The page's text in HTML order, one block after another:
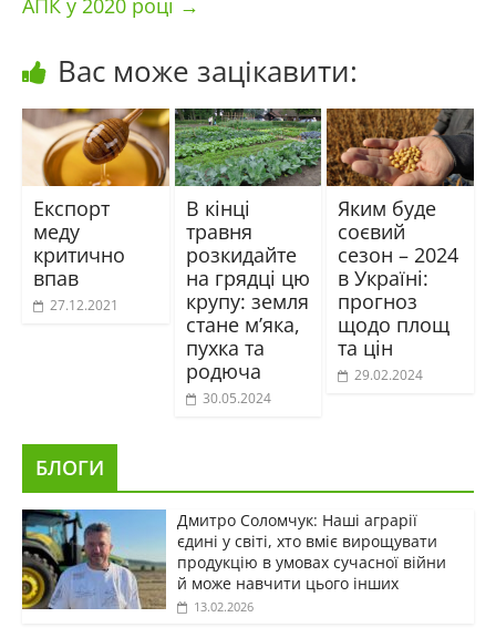
АПК у 2020 році →
Вас може зацікавити:
Експорт
меду
критично
впав
27.12.2021
В кінці
травня
розкидайте
на грядці цю
крупу: земля
стане м’яка,
пухка та
родюча
30.05.2024
Яким буде
соєвий
сезон – 2024
в Україні:
прогноз
щодо площ
та цін
29.02.2024
БЛОГИ
Дмитро Соломчук: Наші аграрії
єдині у світі, хто вміє вирощувати
продукцію в умовах сучасної війни
й може навчити цього інших
13.02.2026